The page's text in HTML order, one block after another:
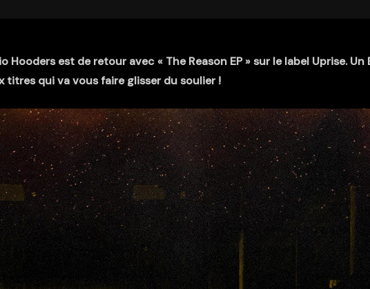
Hooders est de retour avec « The Reason EP » sur le label Uprise. Un
titres qui va vous faire glisser du soulier !